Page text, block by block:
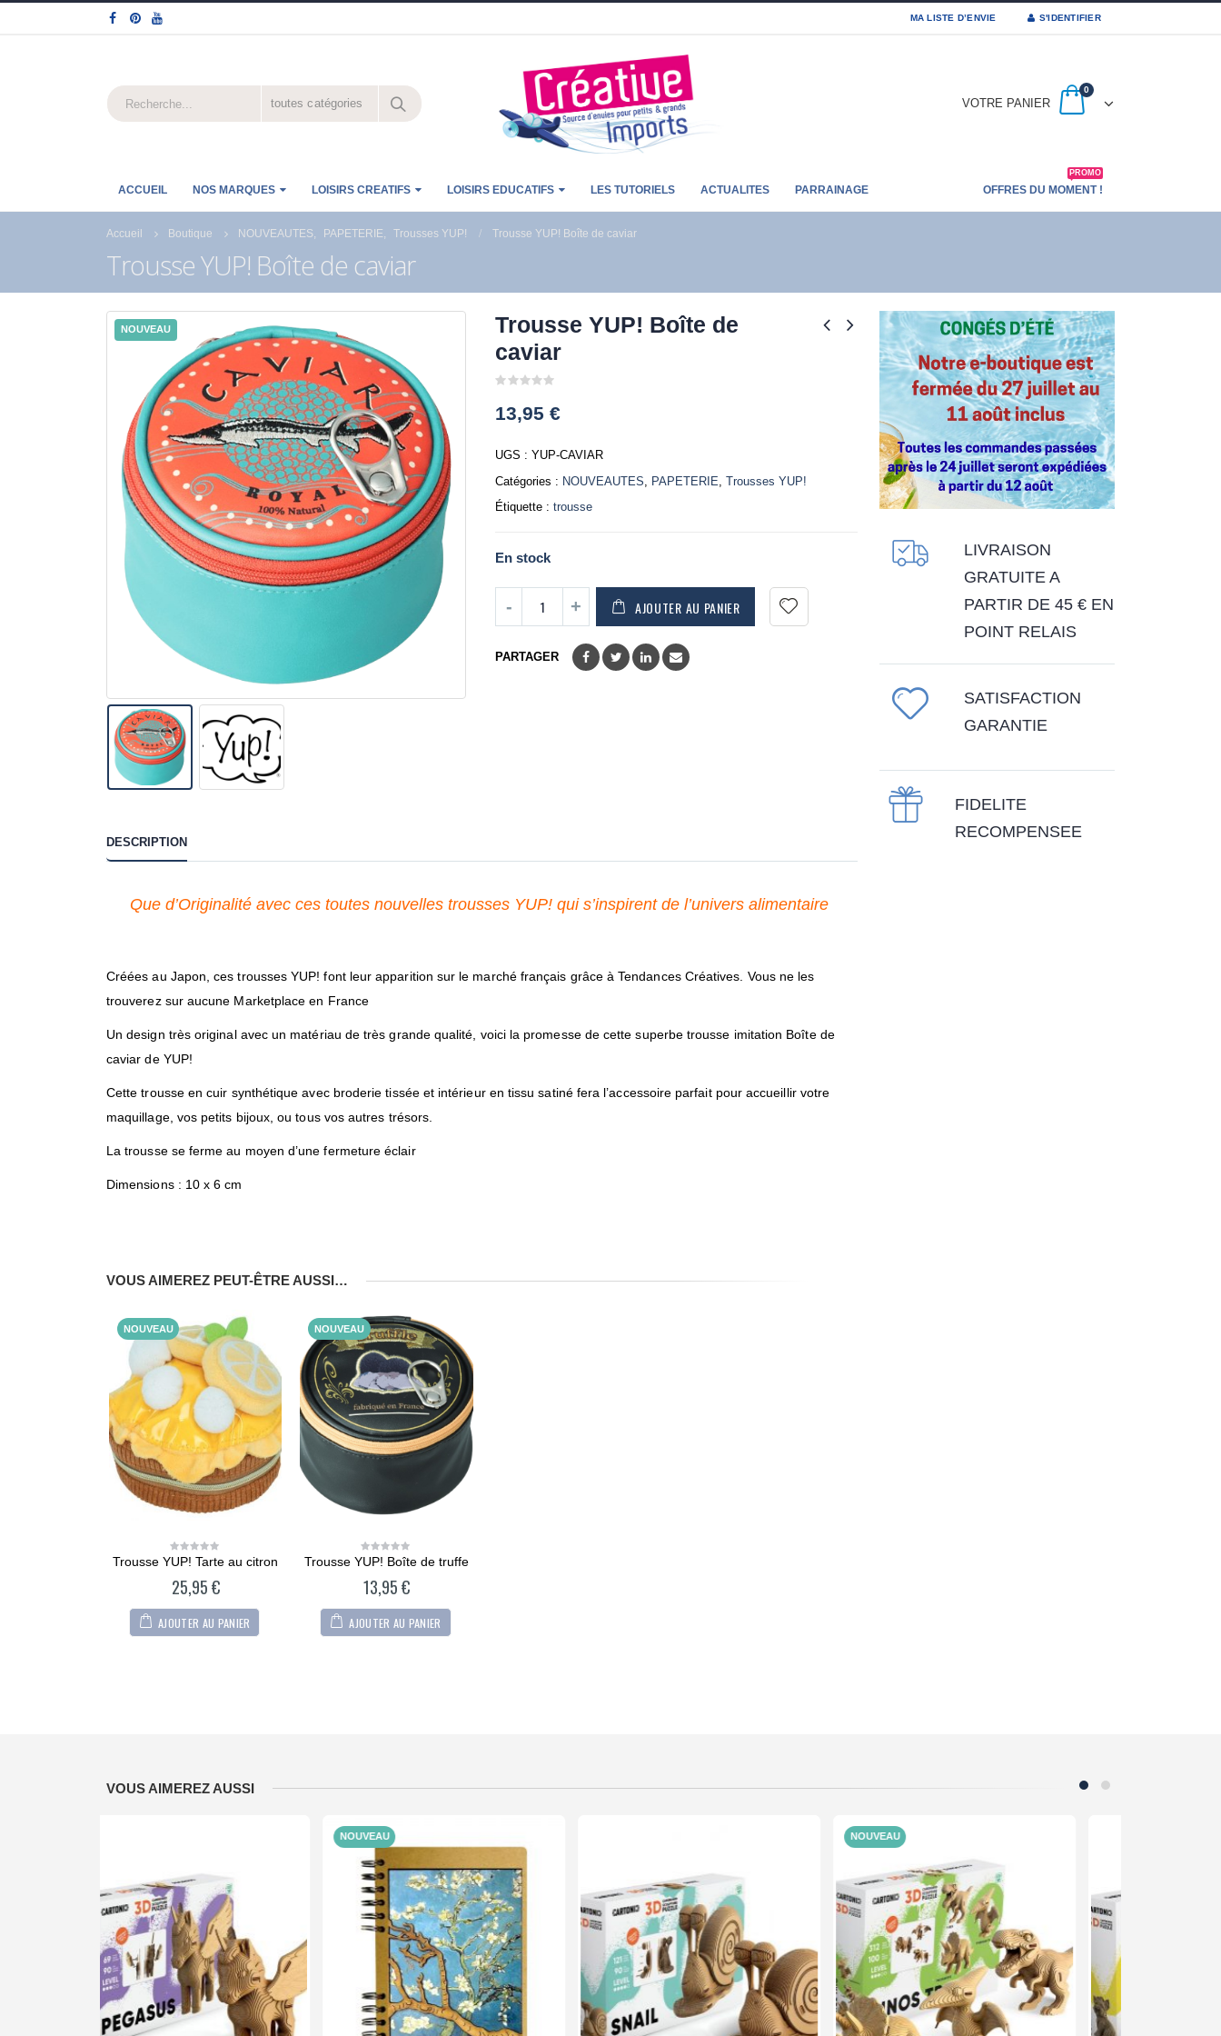
MA LISTE D’ENVIE S'IDENTIFIER
toutes catégories VOTRE PANIER
0
ACCUEIL NOS MARQUES LOISIRS CREATIFS LOISIRS EDUCATIFS LES TUTORIELS ACTUALITES PARRAINAGE OFFRES DU MOMENT !
PROMO
Accueil Boutique NOUVEAUTES PAPETERIE Trousses YUP! Trousse YUP! Boîte de caviar
Trousse YUP! Boîte de caviar
NOUVEAU
Trousse YUP! Boîte de
caviar
out
of
13,95€
UGS :YUP-CAVIAR
Catégories : NOUVEAUTES PAPETERIE ,Trousses YUP!
Étiquette :trousse
En stock
AJOUTER AU PANIER
PARTAGER
DESCRIPTION
Que d’Originalité avec ces toutes nouvelles trousses YUP! qui s’inspirent de l’univers alimentaire
Créées au Japon, ces trousses YUP! font leur apparition sur le marché français grâce à Tendances Créatives. Vous ne les
trouverez sur aucune Marketplace en France
Un design très original avec un matériau de très grande qualité, voici la promesse de cette superbe trousse imitation Boîte de
caviar de YUP!
Cette trousse en cuir synthétique avec broderie tissée et intérieur en tissu satiné fera l’accessoire parfait pour accueillir votre
maquillage, vos petits bijoux, ou tous vos autres trésors.
La trousse se ferme au moyen d’une fermeture éclair
Dimensions : 10 x 6 cm
VOUS AIMEREZ PEUT-ÊTRE AUSSI…
NOUVEAU
0
of
5
Trousse YUP! Tarte au citron
25,95€
AJOUTER AU PANIER
NOUVEAU
0
of
Trousse YUP! Boîte de truffe
13,95€
AJOUTER AU PANIER
LIVRAISON
GRATUITE A
PARTIR DE 45 € EN
POINT RELAIS
SATISFACTION
GARANTIE
FIDELITE
RECOMPENSEE
VOUS AIMEREZ AUSSI